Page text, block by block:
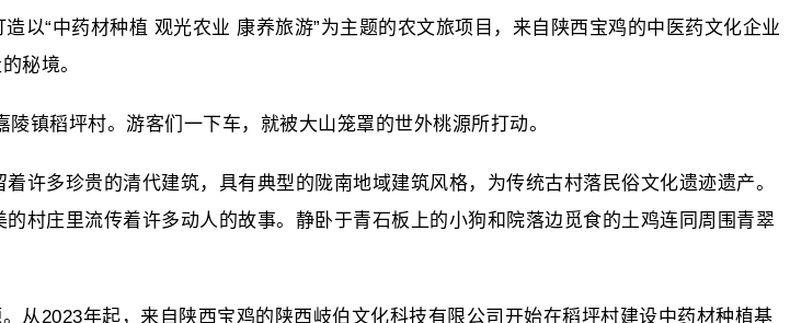
以“中药材种植 观光农业 康养旅游”为主题的农文旅项目，来自陕西宝鸡的中医药文化企业
秘境。
镇稻坪村。游客们一下车，就被大山笼罩的世外桃源所打动。
许多珍贵的清代建筑，具有典型的陇南地域建筑风格，为传统古村落民俗文化遗迹遗产。
村庄里流传着许多动人的故事。静卧于青石板上的小狗和院落边觅食的土鸡连同周围青翠
从2023年起，来自陕西宝鸡的陕西岐伯文化科技有限公司开始在稻坪村建设中药材种植基